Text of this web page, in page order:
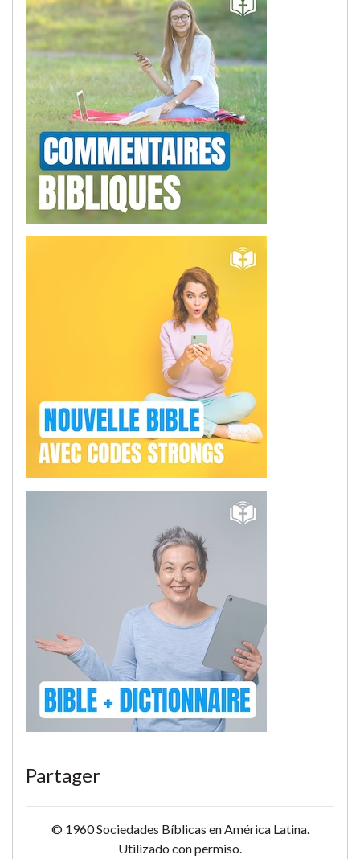
Partager
© 1960 Sociedades Bíblicas en América Latina.
Utilizado con permiso.